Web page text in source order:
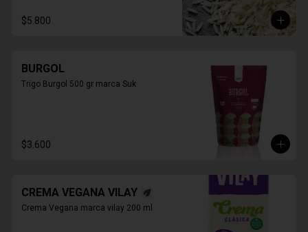
$5.800
BURGOL
Trigo Burgol 500 gr marca Suk
$3.600
CREMA VEGANA VILAY
Crema Vegana marca vilay 200 ml